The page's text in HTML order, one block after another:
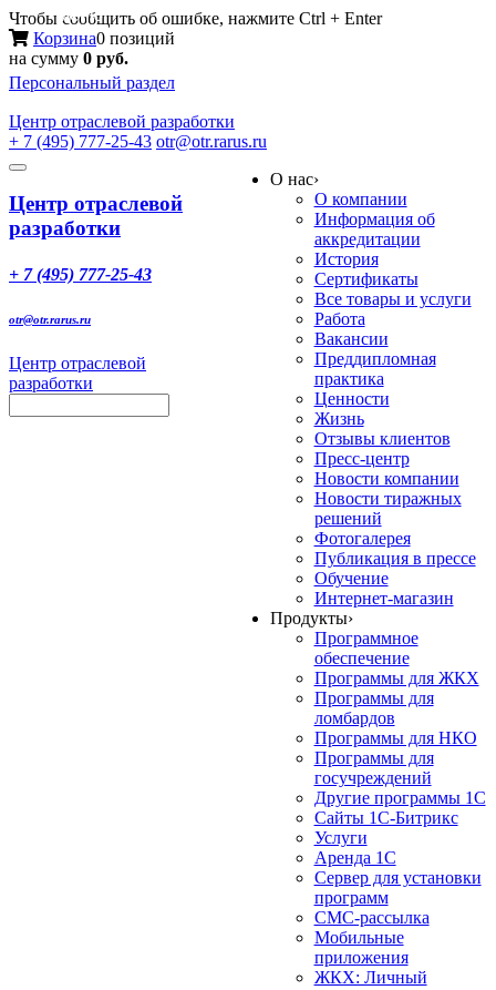
Чтобы сообщить об ошибке, нажмите Ctrl + Enter
Корзина0 позиций
на сумму 0 руб.
Персональный раздел
Центр отраслевой разработки
+ 7 (495) 777-25-43 otr@otr.rarus.ru
Toggle
Меню
Центр отраслевой
разработки
+ 7 (495) 777-25-43
otr@otr.rarus.ru
Центр отраслевой
разработки
О нас›
О компании
Информация об
аккредитации
История
Сертификаты
Все товары и услуги
Работа
Вакансии
Преддипломная
практика
Ценности
Жизнь
Отзывы клиентов
Пресс-центр
Новости компании
Новости тиражных
решений
Фотогалерея
Публикация в прессе
Обучение
Интернет-магазин
Продукты›
Программное
обеспечение
Программы для ЖКХ
Программы для
ломбардов
Программы для НКО
Программы для
госучреждений
Другие программы 1С
Сайты 1С-Битрикс
Услуги
Аренда 1С
Сервер для установки
программ
СМС-рассылка
Мобильные
приложения
ЖКХ: Личный